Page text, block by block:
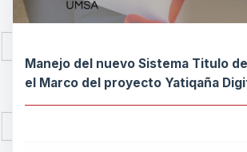
Manejo del nuevo Sistema Titulo
el Marco del proyecto Yatiqaña